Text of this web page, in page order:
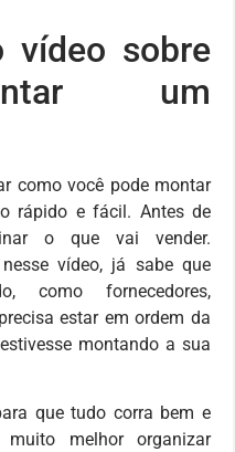
vídeo sobre
um
como você pode montar
rápido e fácil. Antes de
o que vai vender.
vídeo, já sabe que
como fornecedores,
estar em ordem da
montando a sua
que tudo corra bem e
melhor organizar